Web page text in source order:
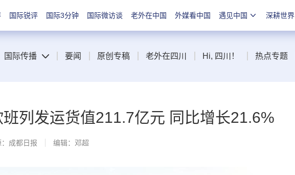
国际锐评 国际3分钟 国际微访谈 老外在中国 外媒看中国 遇见中国 深耕世界
国际传播 要闻 原创专稿 老外在四川 Hi, 四川！ 热点专题
列发运货值211.7亿元 同比增长21.6%
成都日报 编辑：邓超